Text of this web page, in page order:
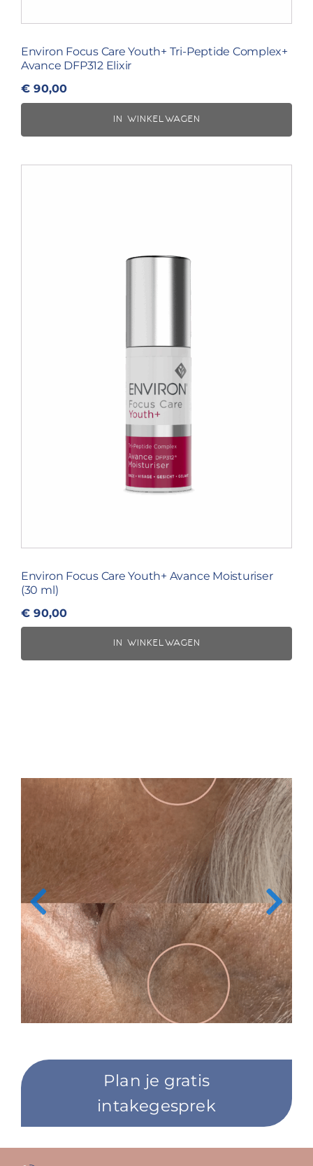
Environ Focus Care Youth+ Tri-Peptide Complex+
Avance DFP312 Elixir
€ 90,00
IN WINKELWAGEN
Environ Focus Care Youth+ Avance Moisturiser
(30 ml)
€ 90,00
IN WINKELWAGEN
Plan je gratis
intakegesprek